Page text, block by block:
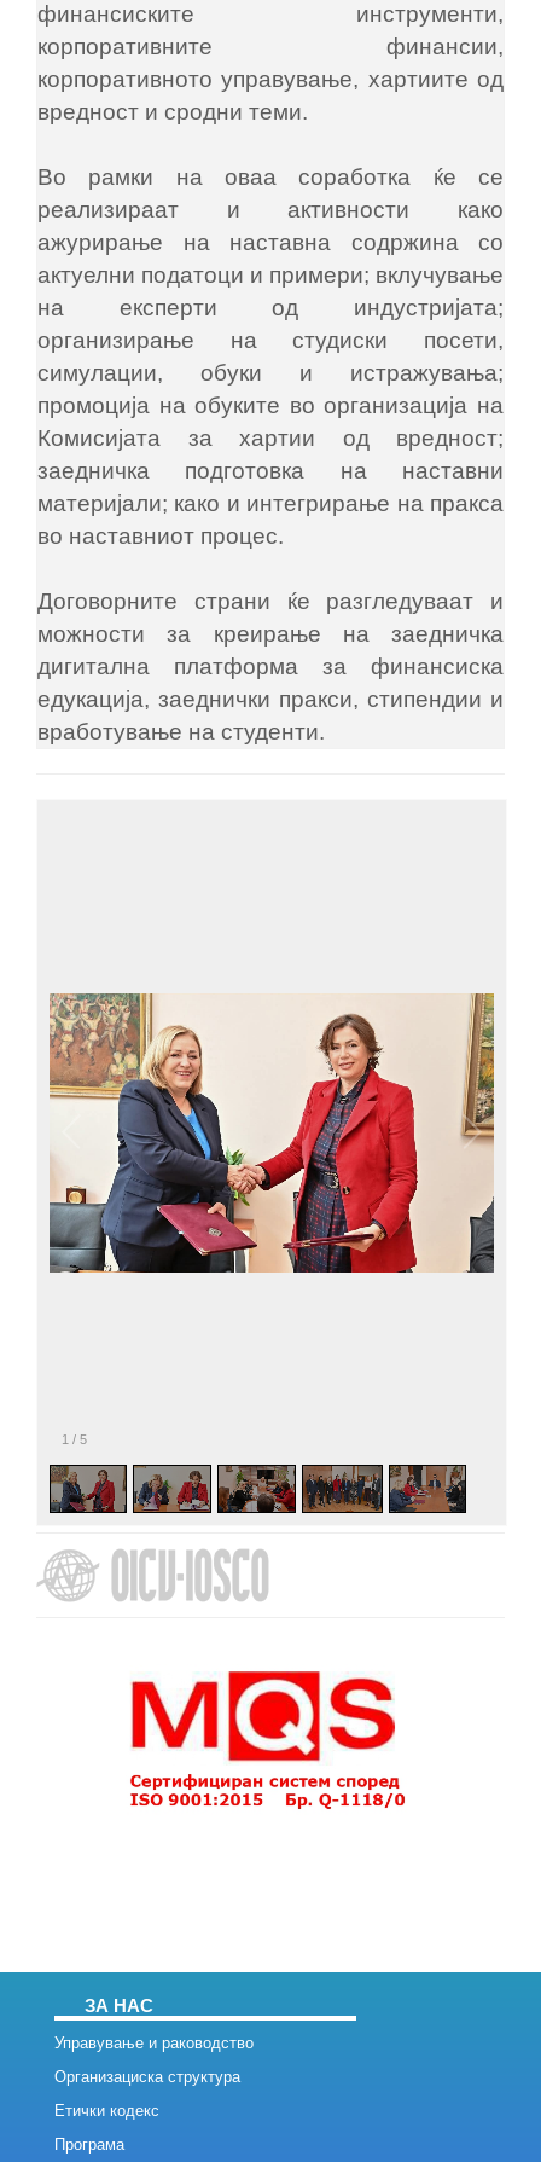
финансиските инструменти,
корпоративните финансии,
корпоративното управување, хартиите од
вредност и сродни теми.
Во рамки на оваа соработка ќе се
реализираат и активности како
ажурирање на наставна содржина со
актуелни податоци и примери; вклучување
на експерти од индустријата;
организирање на студиски посети,
симулации, обуки и истражувања;
промоција на обуките во организација на
Комисијата за хартии од вредност;
заедничка подготовка на наставни
материјали; како и интегрирање на пракса
во наставниот процес.
Договорните страни ќе разгледуваат и
можности за креирање на заедничка
дигитална платформа за финансиска
едукација, заеднички пракси, стипендии и
вработување на студенти.
1 / 5
ЗА НАС
Управување и раководство
Организациска структура
Етички кодекс
Програма